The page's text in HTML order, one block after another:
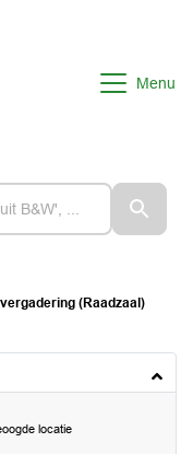
Menu
(Raadzaal)
locatie